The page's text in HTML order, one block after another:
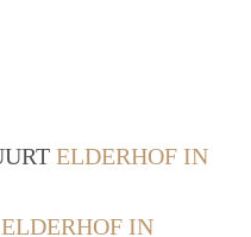
ELDERHOF IN
ELDERHOF IN